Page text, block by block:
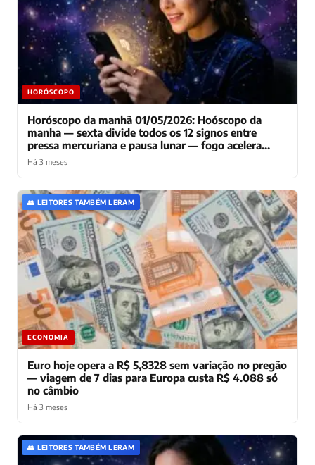
HORÓSCOPO
Horóscopo da manhã 01/05/2026: Hoóscopo da
manha — sexta divide todos os 12 signos entre
pressa mercuriana e pausa lunar — fogo acelera
enquanto água reflete
Há 3 meses
👥 LEITORES TAMBÉM LERAM
ECONOMIA
Euro hoje opera a R$ 5,8328 sem variação no pregão
— viagem de 7 dias para Europa custa R$ 4.088 só
no câmbio
Há 3 meses
👥 LEITORES TAMBÉM LERAM